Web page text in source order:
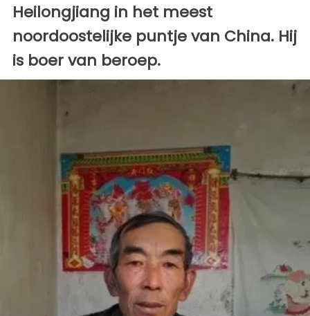
Heilongjiang in het meest
noordoostelijke puntje van China. Hij
is boer van beroep.